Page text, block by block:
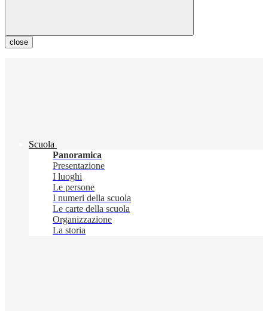
close
Scuola
Panoramica
Presentazione
I luoghi
Le persone
I numeri della scuola
Le carte della scuola
Organizzazione
La storia